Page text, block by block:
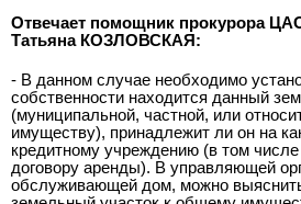
Отвечает помощник прокурора
Татьяна КОЗЛОВСКАЯ:
- В данном случае необходимо
собственности находится данный
(муниципальной, частной, или
имуществу), принадлежит ли он на
кредитному учреждению (в том
договору аренды). В управляющей
обслуживающей дом, можно